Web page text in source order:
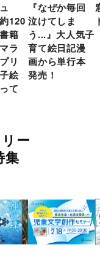
120
籍
ラ
リ
絵
て
『なぜか毎回
泣けてしま
う...』大人気子
育て絵日記漫
画から単行本
発売！
ー
集